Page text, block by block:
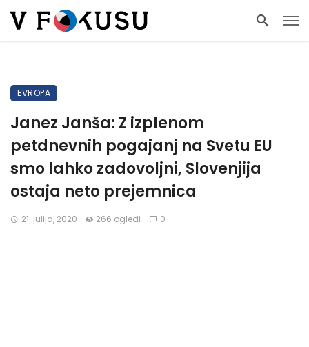
EVROPA
Janez Janša: Z izplenom
petdnevnih pogajanj na Svetu EU
smo lahko zadovoljni, Slovenjija
ostaja neto prejemnica
21. julija, 2020 266 ogledi 0